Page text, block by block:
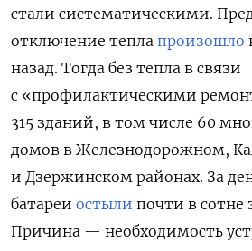
стали систематическими.
отключение тепла произошло
назад. Тогда без тепла в связи
с «профилактическими
315 зданий, в том числе 60
домов в Железнодорожном,
и Дзержинском районах. За
батареи остыли почти в сотне
Причина — необходимость